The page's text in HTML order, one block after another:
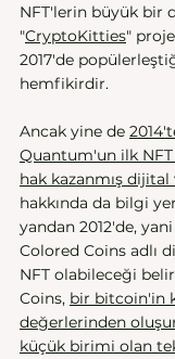
NFT'lerin büyük bir
"CryptoKitties"
2017'de
hemfikirdir.
Ancak yine de
Quantum'un ilk NFT
hak kazanmış dijital
hakkında da bilgi
yandan 2012'de,
Colored Coins adlı
NFT olabileceği
Coins, bir bitcoin'in
değerlerinden
küçük birimi olan